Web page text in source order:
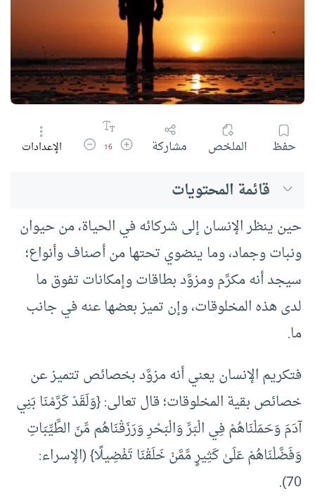
حفظ الملخص مشاركة زيادة حجم الخط
16 تقليل حجم الخط
الإعدادات
قائمة المحتويات
حين ينظر الإنسان إلى شركائه في الحياة، من حيوان
ونبات وجماد، وما ينضوي تحتها من أصناف وأنواع؛
سيجد أنه مكرَّم ومزوَّد بطاقات وإمكانات تفوق ما
لدى هذه المخلوقات، وإن تميز بعضها عنه في جانب
ما.
فتكريم الإنسان يعني أنه مزوَّد بخصائص تتميز عن
خصائص بقية المخلوقات؛ قال تعالى: {وَلَقَدْ كَرَّمْنَا بَنِي
آدَمَ وَحَمَلْنَاهُمْ فِي الْبَرِّ وَالْبَحْرِ وَرَزَقْنَاهُم مِّنَ الطَّيِّبَاتِ
وَفَضَّلْنَاهُمْ عَلَىٰ كَثِيرٍ مِّمَّنْ خَلَقْنَا تَفْضِيلًا} (الإسراء:
70).